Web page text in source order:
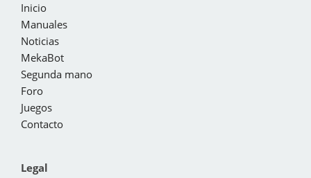
Inicio
Manuales
Noticias
MekaBot
Segunda mano
Foro
Juegos
Contacto
Legal